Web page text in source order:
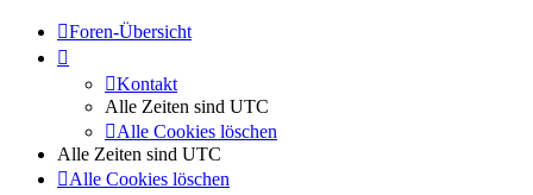
Foren-Übersicht
Kontakt
Alle Zeiten sind UTC
Alle Cookies löschen
Alle Zeiten sind UTC
Alle Cookies löschen